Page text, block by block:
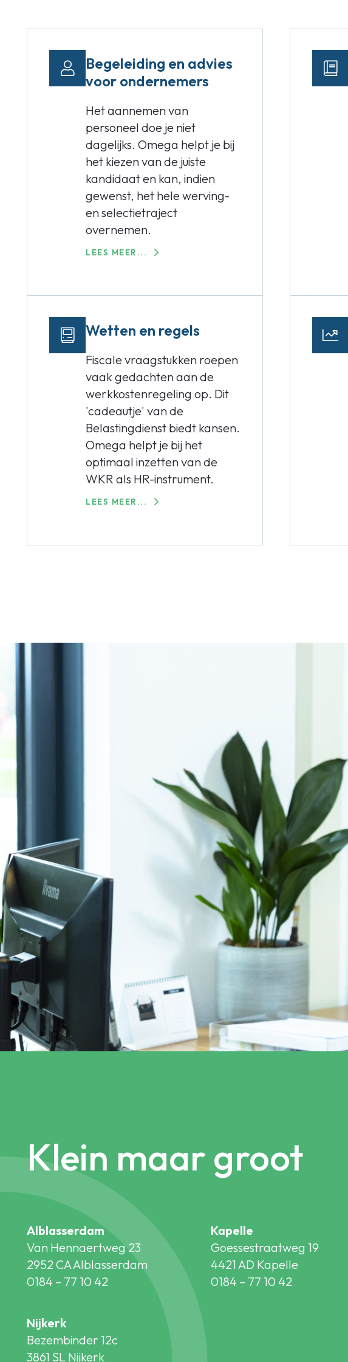
Begeleiding en advies
voor ondernemers
Het aannemen van
personeel doe je niet
dagelijks. Omega helpt je bij
het kiezen van de juiste
kandidaat en kan, indien
gewenst, het hele werving-
en selectietraject
overnemen.
LEES MEER...
Wetten en regels
Fiscale vraagstukken roepen
vaak gedachten aan de
werkkostenregeling op. Dit
'cadeautje' van de
Belastingdienst biedt kansen.
Omega helpt je bij het
optimaal inzetten van de
WKR als HR-instrument.
LEES MEER...
Klein maar groot
Alblasserdam
Van Hennaertweg 23
2952 CA Alblasserdam
0184 – 77 10 42
Kapelle
Goessestraatweg 19
4421 AD Kapelle
0184 – 77 10 42
Nijkerk
Bezembinder 12c
3861 SL Nijkerk